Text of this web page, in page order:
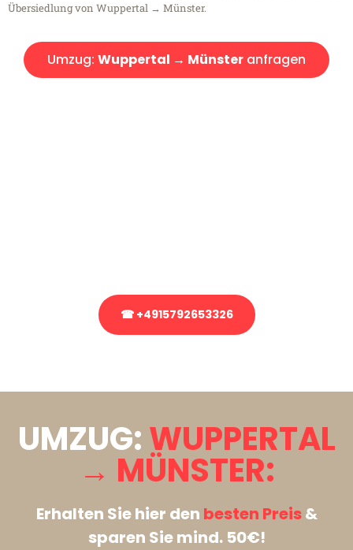
Übersiedlung von Wuppertal → Münster.
Umzug: Wuppertal → Münster anfragen
☎ +4915792653326
UMZUG:WUPPERTAL
→ MÜNSTER:
Erhalten Sie hier den besten Preis&
sparen Sie mind. 50€!